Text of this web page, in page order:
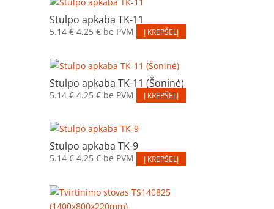
Stulpo apkaba TK-11
5.14 € 4.25 €be PVM Į KREPŠELĮ
Stulpo apkaba TK-11 (Šoninė)
5.14 € 4.25 €be PVM Į KREPŠELĮ
Stulpo apkaba TK-9
5.14 € 4.25 €be PVM Į KREPŠELĮ